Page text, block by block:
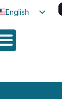
English
Spanish